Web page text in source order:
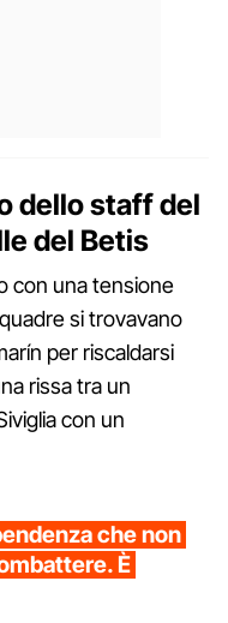
dello staff del
del Betis
con una tensione
si trovavano
per riscaldarsi
rissa tra un
con un
che non
È